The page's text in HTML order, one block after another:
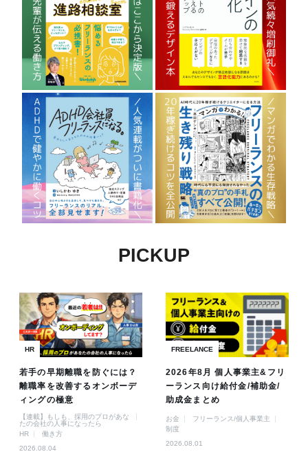
PICKUP
HR
若手の早期離職を防ぐには？
離職率を改善するオンボーデ
ィングの極意
【連載】もしも、採用のプロがあな
たの会社の人事になったら
HR
働き方
2026.08.04
FREELANCE
2026年8月 個人事業主&フリ
ーランス向け給付金/補助金/
助成金まとめ
お金
フリーランス/個人事業主
制度
2026.08.01